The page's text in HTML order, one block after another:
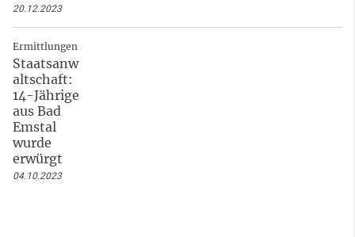
20.12.2023
Ermittlungen
Staatsanw
altschaft:
14-Jährige
aus Bad
Emstal
wurde
erwürgt
04.10.2023